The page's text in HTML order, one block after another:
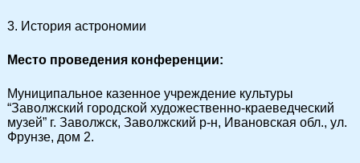
3. История астрономии
Место проведения конференции:
Муниципальное казенное учреждение культуры
“Заволжский городской художественно-краеведческий
музей” г. Заволжск, Заволжский р-н, Ивановская обл., ул.
Фрунзе, дом 2.